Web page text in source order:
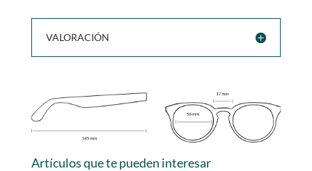
VALORACIÓN
Artículos que te pueden interesar